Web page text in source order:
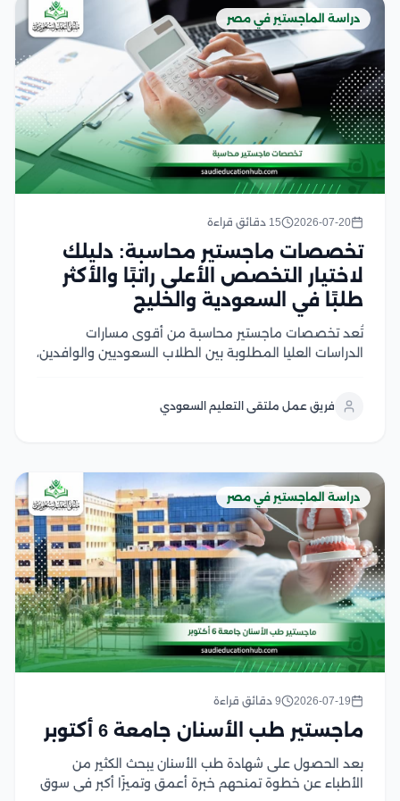
دراسة الماجستير في مصر
2026-07-20 15 دقائق قراءة
تخصصات ماجستير محاسبة: دليلك
لاختيار التخصص الأعلى راتبًا والأكثر
طلبًا في السعودية والخليج
تُعد تخصصات ماجستير محاسبة من أقوى مسارات
الدراسات العليا المطلوبة بين الطلاب السعوديين والوافدين،
الجامعات المصرية المعتمدة برامج أكاديمية تجمع بين
فريق عمل ملتقى التعليم السعودي
دراسة الماجستير في مصر
2026-07-19 9 دقائق قراءة
ماجستير طب الأسنان جامعة 6 أكتوبر
بعد الحصول على شهادة طب الأسنان يبحث الكثير من
الأطباء عن خطوة تمنحهم خبرة أعمق وتميزًا أكبر في سوق